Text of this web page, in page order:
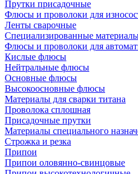
Прутки присадочные
Флюсы и проволоки для
Ленты сварочные
Специализированные
Флюсы и проволоки для
Кислые флюсы
Нейтральные флюсы
Основные флюсы
Высокоосновные флюсы
Материалы для сварки титана
Проволока сплошная
Присадочные прутки
Материалы специального
Строжка и резка
Припои
Припои оловянно-свинцовые